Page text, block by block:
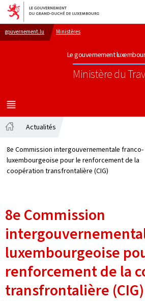
Aller au menu
Aller au contenu
gouvernement.lu Ministères
Le gouvernement
Ministère du
MENU
PRINCIPAL
Actualités
8e Commission intergouvernementale franco-
luxembourgeoise pour le renforcement de la
coopération transfrontalière (CIG)
8e Commission
luxembourgeoise
renforcement de la
transfrontalière (CIG)